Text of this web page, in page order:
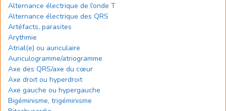
Alternance électrique de l’onde T
Alternance électrique des QRS
Artéfacts, parasites
Arythmie
Atrial(e) ou auriculaire
Auriculogramme/atriogramme
Axe des QRS/axe du cœur
Axe droit ou hyperdroit
Axe gauche ou hypergauche
Bigéminisme, trigéminisme